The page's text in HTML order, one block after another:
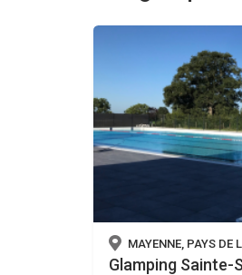
MAYENNE, PAYS DE
Glamping Sainte-